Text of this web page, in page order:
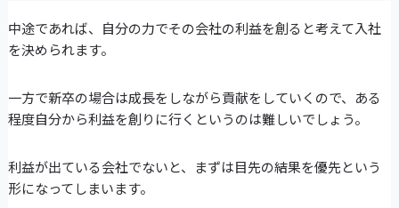
中途であれば、自分の力でその会社の利益を創ると考えて入社
を決められます。
一方で新卒の場合は成長をしながら貢献をしていくので、ある
程度自分から利益を創りに行くというのは難しいでしょう。
利益が出ている会社でないと、まずは目先の結果を優先という
形になってしまいます。